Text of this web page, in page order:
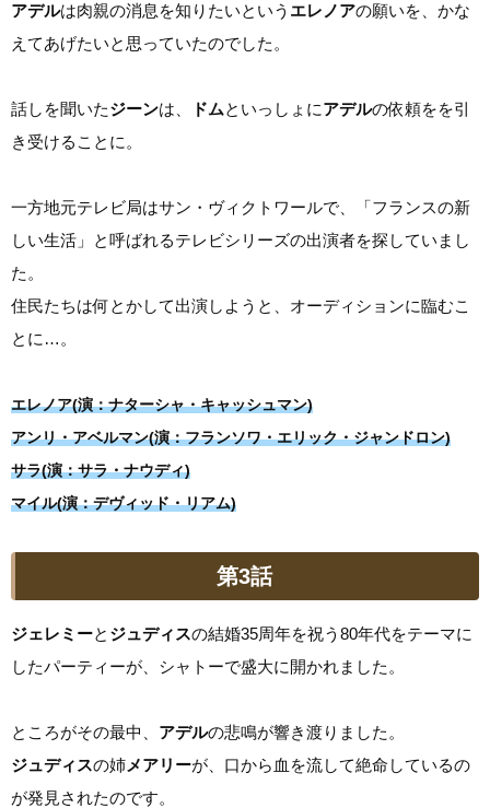
アデルは肉親の消息を知りたいという エレノアの願いを、かな
えてあげたいと思っていたのでした。
話しを聞いたジーンは、 ドムといっしょにアデルの依頼をを引
き受けることに。
一方地元テレビ局はサン・ヴィクトワールで、「フランスの新
しい生活」と呼ばれるテレビシリーズの出演者を探していまし
た。
住民たちは何とかして出演しようと、オーディションに臨むこ
とに…。
エレノア(演：ナターシャ・キャッシュマン)
アンリ・アベルマン(演：フランソワ・エリック・ジャンドロン)
サラ(演：サラ・ナウディ)
マイル(演：デヴィッド・リアム)
第3話
ジェレミーと ジュディスの結婚35周年を祝う80年代をテーマに
したパーティーが、シャトーで盛大に開かれました。
ところがその最中、 アデルの悲鳴が響き渡りました。
ジュディスの姉メアリーが、口から血を流して絶命しているの
が発見されたのです。